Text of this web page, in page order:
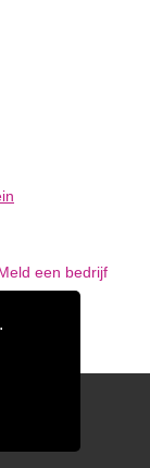
Meld een bedrijf